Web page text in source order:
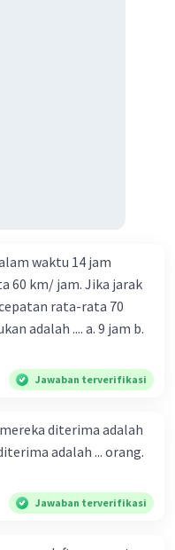
waktu 14 jam
60 km/ jam. Jika jarak
rata-rata 70
.... a. 9 jam b.
Jawaban terverifikasi
diterima adalah
adalah ... orang.
Jawaban terverifikasi